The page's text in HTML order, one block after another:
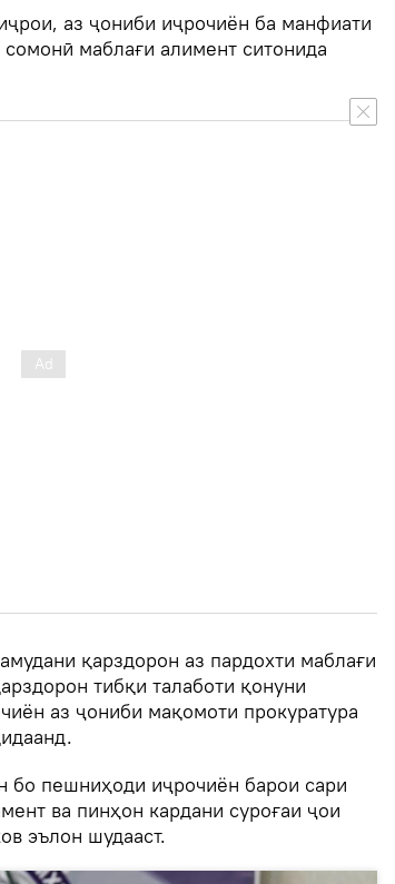
аз ҷониби иҷрочиён ба манфиати
маблағи алимент ситонида
қарздорон аз пардохти маблағи
тибқи талаботи қонуни
аз ҷониби мақомоти прокуратура
бо пешниҳоди иҷрочиён барои сари
ва пинҳон кардани суроғаи ҷои
эълон шудааст.